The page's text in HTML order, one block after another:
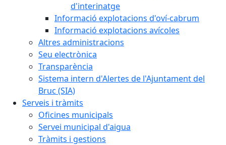
d'interinatge
Informació explotacions d'oví-cabrum
Informació explotacions avícoles
Altres administracions
Seu electrònica
Transparència
Sistema intern d'Alertes de l'Ajuntament del
Bruc (SIA)
Serveis i tràmits
Oficines municipals
Servei municipal d'aigua
Tràmits i gestions